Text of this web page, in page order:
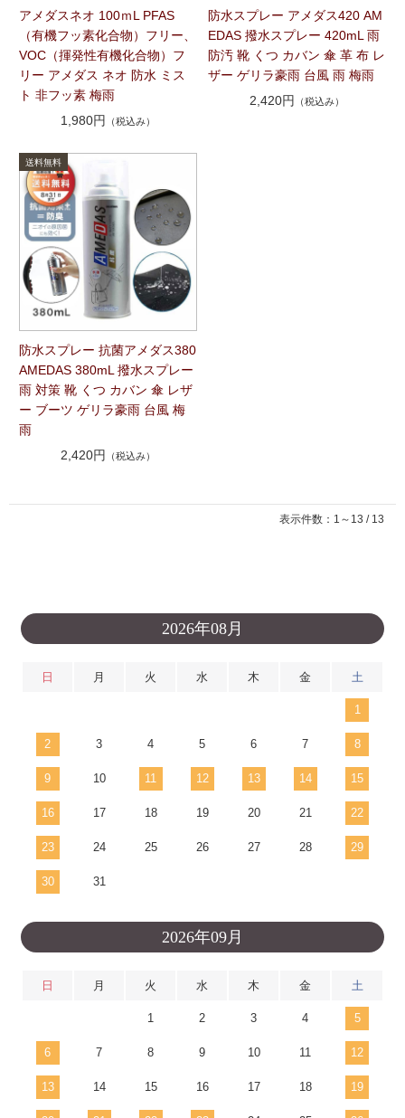
アメダスネオ 100ｍL PFAS
（有機フッ素化合物）フリー、
VOC（揮発性有機化合物）フ
リー アメダス ネオ 防水 ミス
ト 非フッ素 梅雨
1,980円
（税込み）
防水スプレー アメダス420 AM
EDAS 撥水スプレー 420mL 雨
防汚 靴 くつ カバン 傘 革 布 レ
ザー ゲリラ豪雨 台風 雨 梅雨
2,420円
（税込み）
防水スプレー 抗菌アメダス380
AMEDAS 380mL 撥水スプレー
雨 対策 靴 くつ カバン 傘 レザ
ー ブーツ ゲリラ豪雨 台風 梅
雨
2,420円
（税込み）
表示件数：1～13 / 13
2026年08月
日 月 火 水 木 金 土
1
2 3 4 5 6 7 8
9 10 11 12 13 14 15
16 17 18 19 20 21 22
23 24 25 26 27 28 29
30 31
2026年09月
日 月 火 水 木 金 土
1 2 3 4 5
6 7 8 9 10 11 12
13 14 15 16 17 18 19